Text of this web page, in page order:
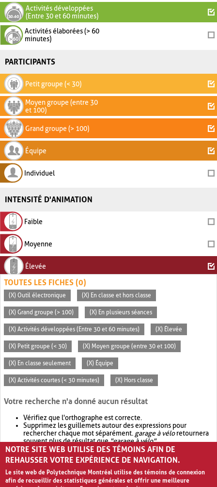
Activités développées
(Entre 30 et 60 minutes)
Activités élaborées (> 60
minutes)
PARTICIPANTS
Petit groupe (< 30)
Moyen groupe (entre 30
et 100)
Grand groupe (> 100)
Équipe
Individuel
INTENSITÉ D'ANIMATION
Faible
Moyenne
Élevée
TOUTES LES FICHES (0)
(X) Outil électronique (X) En classe et hors classe
(X) Grand groupe (> 100) (X) En plusieurs séances
(X) Activités développées (Entre 30 et 60 minutes) (X) Élevée
(X) Petit groupe (< 30) (X) Moyen groupe (entre 30 et 100)
(X) En classe seulement (X) Équipe
(X) Activités courtes (< 30 minutes) (X) Hors classe
Votre recherche n'a donné aucun résultat
Vérifiez que l'orthographe est correcte.
Supprimez les guillemets autour des expressions pour
rechercher chaque mot séparément. garage à véloretournera
souvent plus de résultat que"garage à vélo".
Envisagez d'élargir votre recherche avec OR.garage OR vélo
retournera souvent plus de résultat quegarage à vélo
NOTRE SITE WEB UTILISE DES TÉMOINS AFIN DE
REHAUSSER VOTRE EXPÉRIENCE DE NAVIGATION.
Le site web de Polytechnique Montréal utilise des témoins de connexion
afin de recueillir des statistiques générales et offrir une meilleure